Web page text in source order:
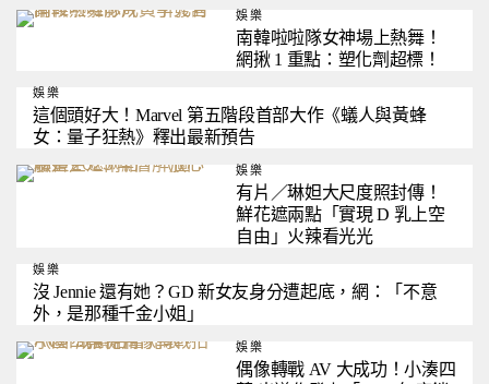
娛樂
南韓啦啦隊女神場上熱舞！
網揪 1 重點：塑化劑超標！
娛樂
這個頭好大！Marvel 第五階段首部大作《蟻人與黃蜂
女：量子狂熱》釋出最新預告
娛樂
有片／琳妲大尺度照封傳！
鮮花遮兩點「實現 D 乳上空
自由」火辣看光光
娛樂
沒 Jennie 還有她？GD 新女友身分遭起底，網：「不意
外，是那種千金小姐」
娛樂
偶像轉戰 AV 大成功！小湊四